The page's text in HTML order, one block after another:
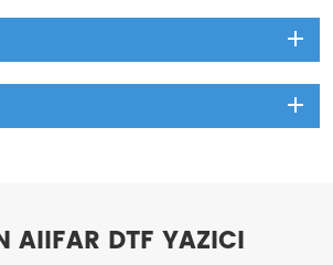
AIIFAR DTF YAZICI